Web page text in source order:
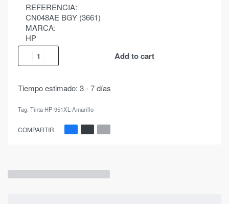
REFERENCIA:
CN048AE BGY (3661)
MARCA:
HP
Add to cart
Tiempo estimado: 3 - 7 días
Tag: Tinta HP 951XL Amarillo
COMPARTIR